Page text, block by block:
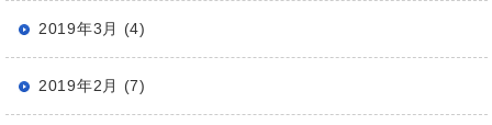
2019年3月 (4)
2019年2月 (7)